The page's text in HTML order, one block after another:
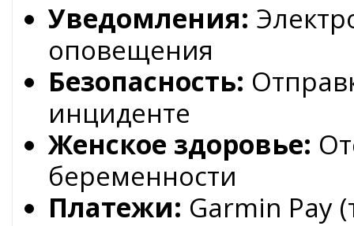
Уведомления:
оповещения
Безопасность:
инциденте
Женское здоровье:
беременности
Платежи: Garmin Pay